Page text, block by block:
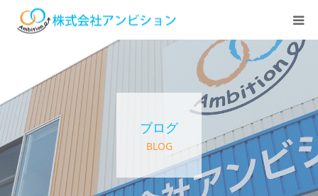
ブログ
BLOG
アンビションについて
サービス紹介
デイステーション